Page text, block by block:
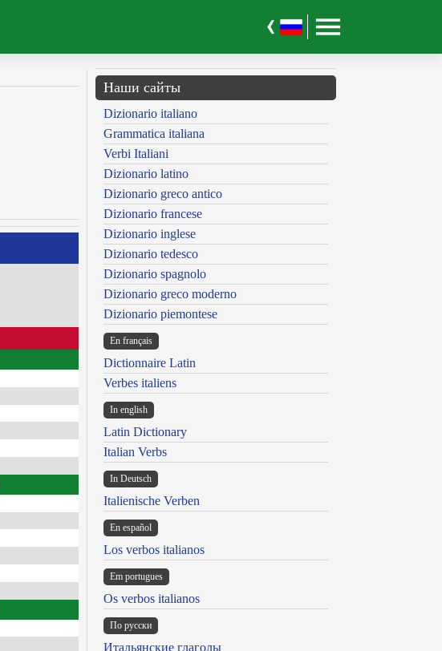
Наши сайты
Dizionario italiano
Grammatica italiana
Verbi Italiani
Dizionario latino
Dizionario greco antico
Dizionario francese
Dizionario inglese
Dizionario tedesco
Dizionario spagnolo
Dizionario greco moderno
Dizionario piemontese
En français
Dictionnaire Latin
Verbes italiens
In english
Latin Dictionary
Italian Verbs
In Deutsch
Italienische Verben
En español
Los verbos italianos
Em portugues
Os verbos italianos
По русски
Итальянские глаголы